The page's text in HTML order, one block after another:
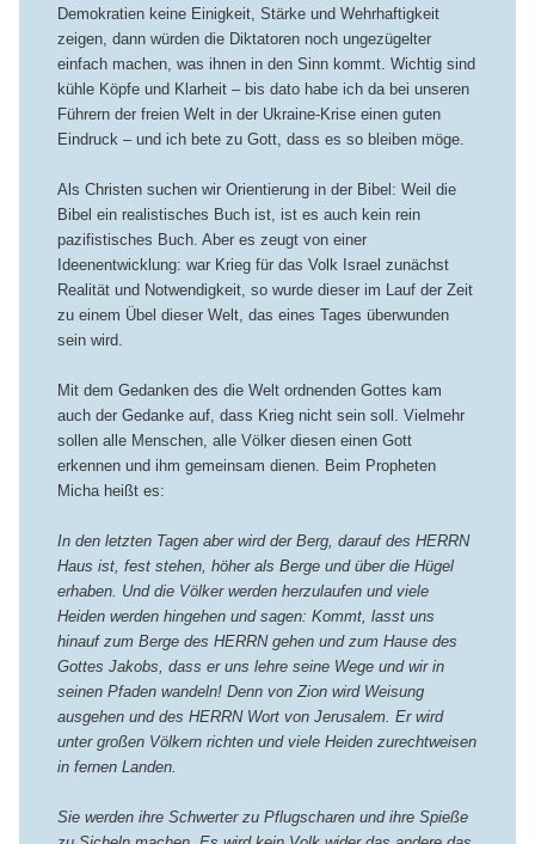
Demokratien keine Einigkeit, Stärke und Wehrhaftigkeit
zeigen, dann würden die Diktatoren noch ungezügelter
einfach machen, was ihnen in den Sinn kommt. Wichtig sind
kühle Köpfe und Klarheit – bis dato habe ich da bei unseren
Führern der freien Welt in der Ukraine-Krise einen guten
Eindruck – und ich bete zu Gott, dass es so bleiben möge.
Als Christen suchen wir Orientierung in der Bibel: Weil die
Bibel ein realistisches Buch ist, ist es auch kein rein
pazifistisches Buch. Aber es zeugt von einer
Ideenentwicklung: war Krieg für das Volk Israel zunächst
Realität und Notwendigkeit, so wurde dieser im Lauf der Zeit
zu einem Übel dieser Welt, das eines Tages überwunden
sein wird.
Mit dem Gedanken des die Welt ordnenden Gottes kam
auch der Gedanke auf, dass Krieg nicht sein soll. Vielmehr
sollen alle Menschen, alle Völker diesen einen Gott
erkennen und ihm gemeinsam dienen. Beim Propheten
Micha heißt es:
In den letzten Tagen aber wird der Berg, darauf des HERRN
Haus ist, fest stehen, höher als Berge und über die Hügel
erhaben. Und die Völker werden herzulaufen und viele
Heiden werden hingehen und sagen: Kommt, lasst uns
hinauf zum Berge des HERRN gehen und zum Hause des
Gottes Jakobs, dass er uns lehre seine Wege und wir in
seinen Pfaden wandeln! Denn von Zion wird Weisung
ausgehen und des HERRN Wort von Jerusalem. Er wird
unter großen Völkern richten und viele Heiden zurechtweisen
in fernen Landen.
Sie werden ihre Schwerter zu Pflugscharen und ihre Spieße